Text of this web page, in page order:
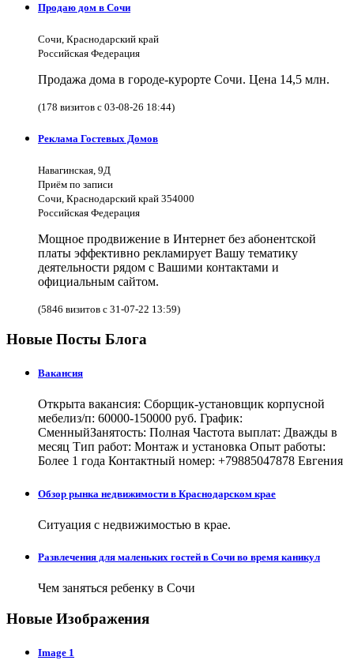
Продаю дом в Сочи
Сочи, Краснодарский край
Российская Федерация
Продажа дома в городе-курорте Сочи. Цена 14,5 млн.
(178 визитов с 03-08-26 18:44)
Реклама Гостевых Домов
Навагинская, 9Д
Приём по записи
Сочи, Краснодарский край 354000
Российская Федерация
Мощное продвижение в Интернет без абонентской
платы эффективно рекламирует Вашу тематику
деятельности рядом с Вашими контактами и
официальным сайтом.
(5846 визитов с 31-07-22 13:59)
Новые Посты Блога
Вакансия
Открыта вакансия: Сборщик-установщик корпусной
мебелиз/п: 60000-150000 руб. График:
СменныйЗанятость: Полная Частота выплат: Дважды в
месяц Тип работ: Монтаж и установка Опыт работы:
Более 1 года Контактный номер: +79885047878 Евгения
Обзор рынка недвижимости в Краснодарском крае
Ситуация с недвижимостью в крае.
Развлечения для маленьких гостей в Сочи во время каникул
Чем заняться ребенку в Сочи
Новые Изображения
Image 1